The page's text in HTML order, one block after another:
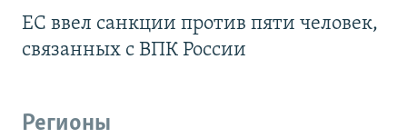
ЕС ввел санкции против пяти человек,
связанных с ВПК России
Регионы